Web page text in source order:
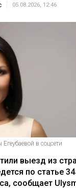
05.08.2026, 12:46
в соцсети
выезд из
по статье
сообщает